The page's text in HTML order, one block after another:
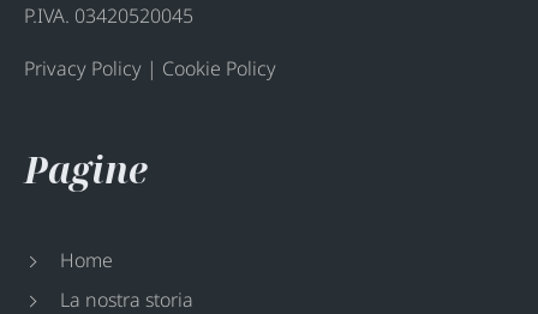
P.IVA. 03420520045
Privacy Policy | Cookie Policy
Pagine
Home
La nostra storia